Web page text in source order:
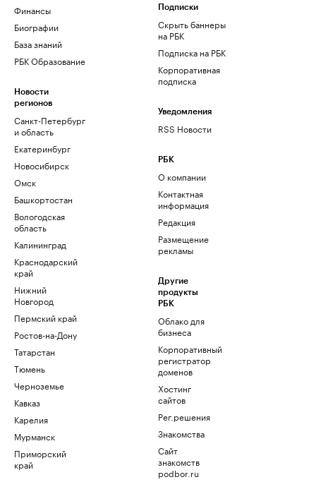
Финансы
Биографии
База знаний
РБК Образование
Новости
регионов
Санкт-Петербург
и область
Екатеринбург
Новосибирск
Омск
Башкортостан
Вологодская
область
Калининград
Краснодарский
край
Нижний
Новгород
Пермский край
Ростов-на-Дону
Татарстан
Тюмень
Черноземье
Кавказ
Карелия
Мурманск
Приморский
край
Подписки
Скрыть баннеры
на РБК
Подписка на РБК
Корпоративная
подписка
Уведомления
RSS Новости
РБК
О компании
Контактная
информация
Редакция
Размещение
рекламы
Другие
продукты
РБК
Облако для
бизнеса
Корпоративный
регистратор
доменов
Хостинг
сайтов
Рег.решения
Знакомства
Сайт
знакомств
podbor.ru